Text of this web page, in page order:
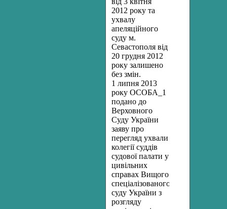
2012 року та
ухвалу
апеляційного
суду м.
Севастополя від
20 грудня 2012
року залишено
без змін.
1 липня 2013
року ОСОБА_1
подано до
Верховного
Суду України
заяву про
перегляд ухвали
колегії суддів
судової палати у
цивільних
справах Вищого
спеціалізованого
суду України з
розгляду